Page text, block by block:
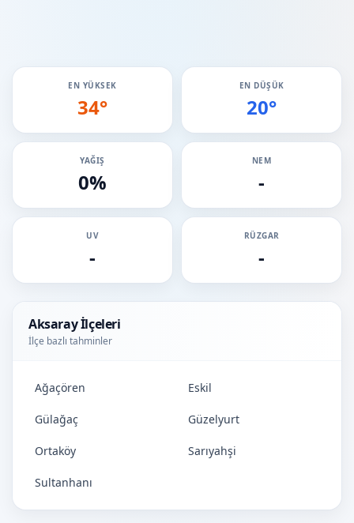
EN YÜKSEK
34°
EN DÜŞÜK
20°
YAĞIŞ
0%
NEM
-
UV
-
RÜZGAR
-
Aksaray İlçeleri
İlçe bazlı tahminler
Ağaçören Eskil
Gülağaç Güzelyurt
Ortaköy Sarıyahşi
Sultanhanı